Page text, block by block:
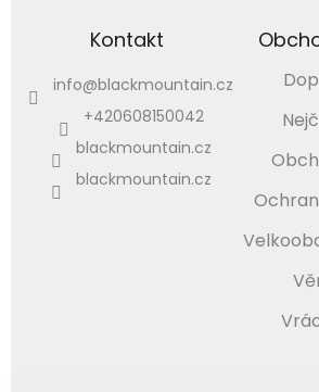
Kontakt
info@blackmountain.cz
+420608150042
blackmountain.cz
blackmountain.cz